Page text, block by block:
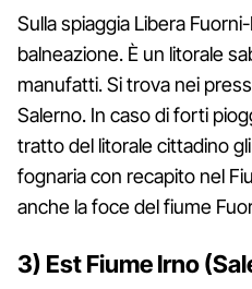
Sulla spiaggia Libera
balneazione. È un litorale
manufatti. Si trova nei
Salerno. In caso di forti
tratto del litorale cittadino
fognaria con recapito nel
anche la foce del fiume
3) ​​Est Fiume Irno